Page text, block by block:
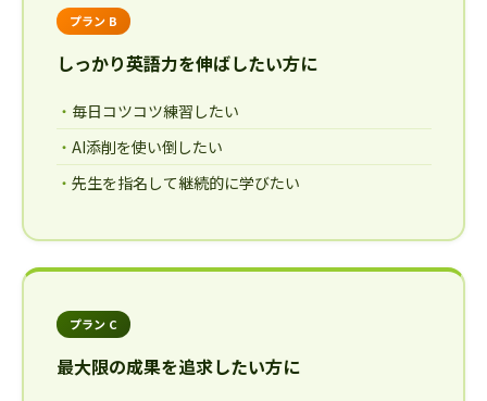
プラン B
しっかり英語力を伸ばしたい方に
毎日コツコツ練習したい
AI添削を使い倒したい
先生を指名して継続的に学びたい
プラン C
最大限の成果を追求したい方に